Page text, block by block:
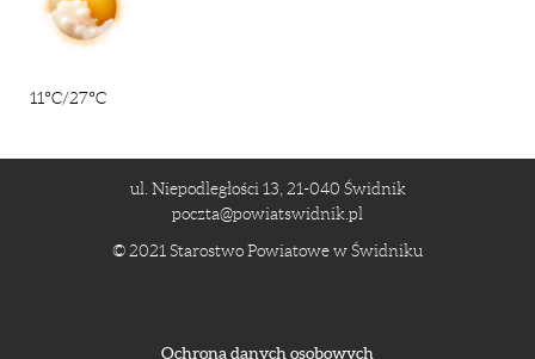
11°C/27°C
ul. Niepodległości 13, 21-040 Świdnik
poczta@powiatswidnik.pl
© 2021 Starostwo Powiatowe w Świdniku
Ochrona danych osobowych